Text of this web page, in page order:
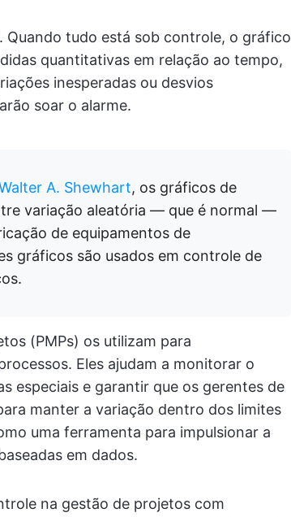
tudo está sob controle, o gráfico
quantitativas em relação ao tempo,
inesperadas ou desvios
soar o alarme.
A. Shewhart, os gráficos de
variação aleatória — que é normal —
de equipamentos de
gráficos são usados em controle de
(PMPs) os utilizam para
Eles ajudam a monitorar o
especiais e garantir que os gerentes de
manter a variação dentro dos limites
uma ferramenta para impulsionar a
em dados.
na gestão de projetos com